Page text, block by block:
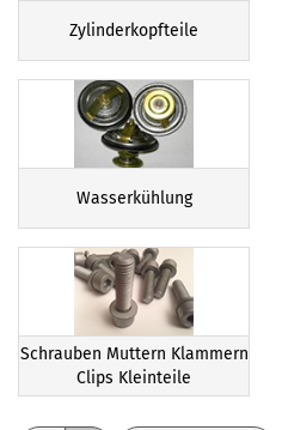
Zylinderkopfteile
Wasserkühlung
Schrauben Muttern Klammern
Clips Kleinteile